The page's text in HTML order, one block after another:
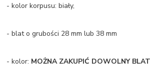
- kolor korpusu: biały,
- blat o grubości 28 mm lub 38 mm
- kolor: MOŻNA ZAKUPIĆ DOWOLNY